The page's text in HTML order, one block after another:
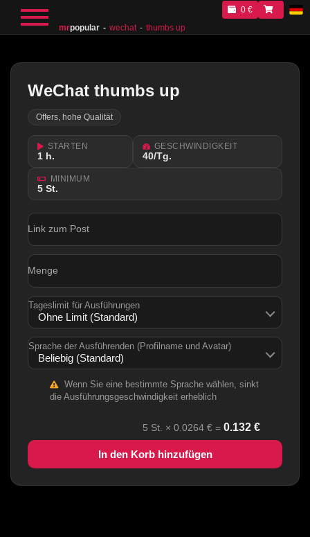
mrpopular wechat thumbs up
0 €
WeChat thumbs up
Offers, hohe Qualität
STARTEN
1 h.
GESCHWINDIGKEIT
40/Tg.
MINIMUM
5 St.
Link zum Post
Menge
Tageslimit für Ausführungen
Sprache der Ausführenden (Profilname und Avatar)
Wenn Sie eine bestimmte Sprache wählen, sinkt
die Ausführungsgeschwindigkeit erheblich
5 St. × 0.0264 € = 0.132 €
In den Korb hinzufügen